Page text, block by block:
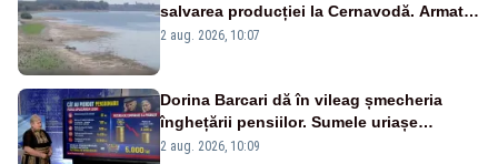
salvarea producției la Cernavodă. Armata
va detona o stâncă și va devia apa
2 aug. 2026, 10:07
Dorina Barcari dă în vileag șmecheria
înghețării pensiilor. Sumele uriașe
pierdute de fiecare român
2 aug. 2026, 10:09